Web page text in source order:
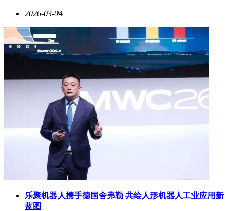
基础较好的领域纳入试点推广；通过追溯体系打击非法电池销
售；规范行业税收秩序促进市场公平。他特别提到，铅蓄电池
产业在动力、储能等领域应用广泛，部分龙头企业已部署制造
执行系统（MES）并开展碳数据核算，为数字身份证数据采
集提供了实践基础。
2026-03-04
乐聚机器人携手德国舍弗勒 共绘人形机器人工业应用新
蓝图